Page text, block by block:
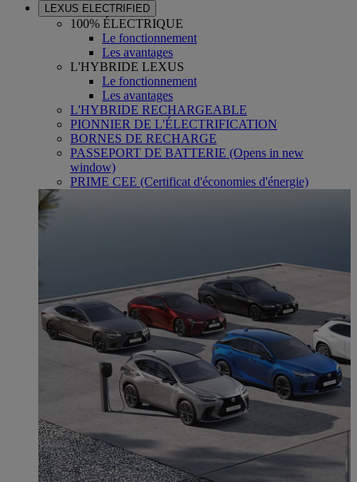
LEXUS ELECTRIFIED
100% ÉLECTRIQUE
Le fonctionnement
Les avantages
L'HYBRIDE LEXUS
Le fonctionnement
Les avantages
L'HYBRIDE RECHARGEABLE
PIONNIER DE L'ÉLECTRIFICATION
BORNES DE RECHARGE
PASSEPORT DE BATTERIE (Opens in new
window)
PRIME CEE (Certificat d'économies d'énergie)